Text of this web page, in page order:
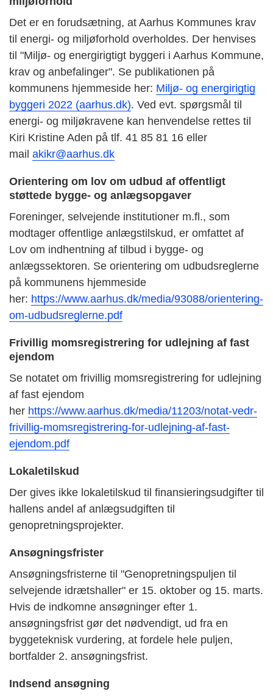
Det er en forudsætning, at Aarhus Kommunes krav
til energi- og miljøforhold overholdes. Der henvises
til "Miljø- og energirigtigt byggeri i Aarhus Kommune,
krav og anbefalinger". Se publikationen på
kommunens hjemmeside her: Miljø- og energirigtig
byggeri 2022 (aarhus.dk). Ved evt. spørgsmål til
energi- og miljøkravene kan henvendelse rettes til
Kiri Kristine Aden på tlf. 41 85 81 16 eller
mail akikr@aarhus.dk
Orientering om lov om udbud af offentligt
støttede bygge- og anlægsopgaver
Foreninger, selvejende institutioner m.fl., som
modtager offentlige anlægstilskud, er omfattet af
Lov om indhentning af tilbud i bygge- og
anlægssektoren. Se orientering om udbudsreglerne
på kommunens hjemmeside
her: https://www.aarhus.dk/media/93088/orientering-
om-udbudsreglerne.pdf
Frivillig momsregistrering for udlejning af fast
ejendom
Se notatet om frivillig momsregistrering for udlejning
af fast ejendom
her https://www.aarhus.dk/media/11203/notat-vedr-
frivillig-momsregistrering-for-udlejning-af-fast-
ejendom.pdf
Lokaletilskud
Der gives ikke lokaletilskud til finansieringsudgifter til
hallens andel af anlægsudgiften til
genopretningsprojekter.
Ansøgningsfrister
Ansøgningsfristerne til "Genopretningspuljen til
selvejende idrætshaller" er 15. oktober og 15. marts.
Hvis de indkomne ansøgninger efter 1.
ansøgningsfrist gør det nødvendigt, ud fra en
byggeteknisk vurdering, at fordele hele puljen,
bortfalder 2. ansøgningsfrist.
Indsend ansøgning